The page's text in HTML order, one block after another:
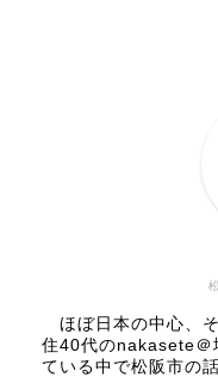
ほぼ日本の中心、
住40代のnakasete＠
ている中で松阪市の